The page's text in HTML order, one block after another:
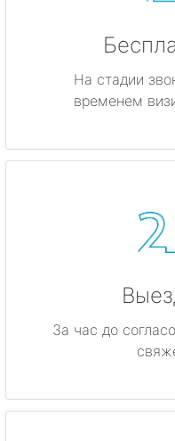
На стадии
временем
За час до